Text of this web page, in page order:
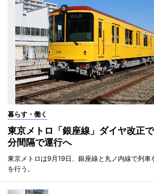
暮らす・働く
東京メトロ「銀座線」ダイヤ改正
分間隔で運行へ
東京メトロは9月19日、銀座線と丸ノ内線で列車
を行う。